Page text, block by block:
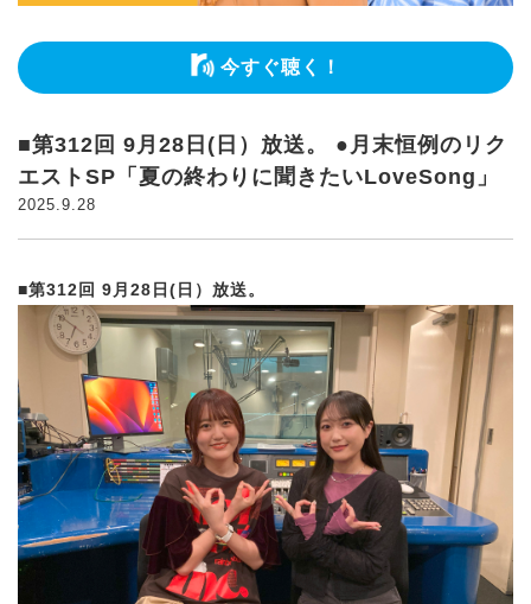
今すぐ聴く！
■第312回 9月28日(日）放送。 ●月末恒例のリク
エストSP「夏の終わりに聞きたいLoveSong」
2025.9.28
■第312回 9月28日(日）放送。